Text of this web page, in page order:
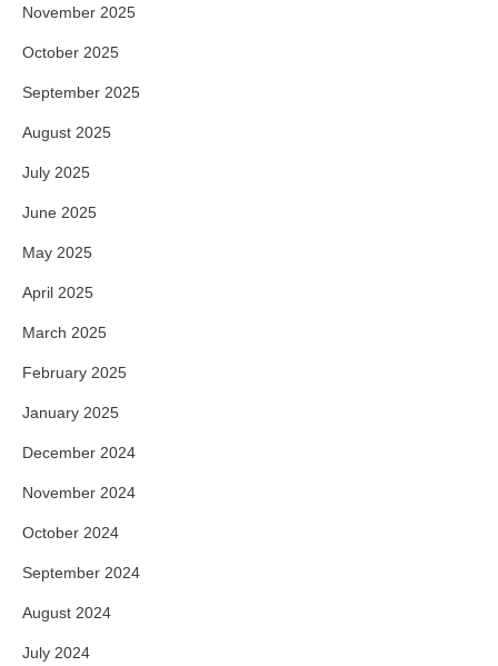
November 2025
October 2025
September 2025
August 2025
July 2025
June 2025
May 2025
April 2025
March 2025
February 2025
January 2025
December 2024
November 2024
October 2024
September 2024
August 2024
July 2024